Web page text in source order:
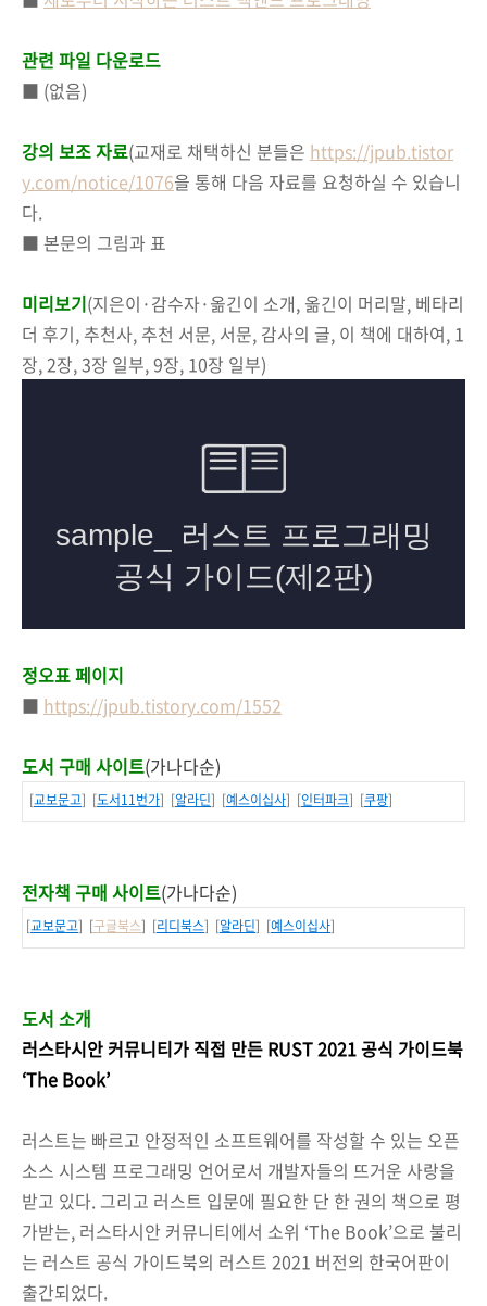
관련 파일 다운로드
■ (없음)
강의 보조 자료(교재로 채택하신 분들은 https://jpub.tistor
y.com/notice/1076을 통해 다음 자료를 요청하실 수 있습니
다.
■ 본문의 그림과 표
미리보기(지은이·감수자·옮긴이 소개, 옮긴이 머리말, 베타리
더 후기, 추천사, 추천 서문, 서문, 감사의 글, 이 책에 대하여, 1
장, 2장, 3장 일부, 9장, 10장 일부)
정오표 페이지
■ https://jpub.tistory.com/1552
도서 구매 사이트(가나다순)
[교보문고] [도서11번가] [알라딘] [예스이십사] [인터파크] [쿠팡]
전자책 구매 사이트(가나다순)
[교보문고] [구글북스] [리디북스] [알라딘] [예스이십사]
도서 소개
러스타시안 커뮤니티가 직접 만든 RUST 2021 공식 가이드북
‘The Book’
러스트는 빠르고 안정적인 소프트웨어를 작성할 수 있는 오픈
소스 시스템 프로그래밍 언어로서 개발자들의 뜨거운 사랑을
받고 있다. 그리고 러스트 입문에 필요한 단 한 권의 책으로 평
가받는, 러스타시안 커뮤니티에서 소위 ‘The Book’으로 불리
는 러스트 공식 가이드북의 러스트 2021 버전의 한국어판이
출간되었다.